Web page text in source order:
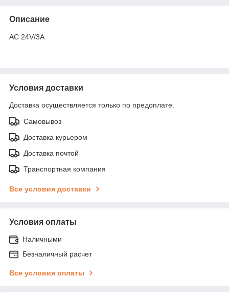
Описание
AC 24V/3A
Условия доставки
Доставка осуществляется только по предоплате.
Самовывоз
Доставка курьером
Доставка почтой
Транспортная компания
Все условия доставки
Условия оплаты
Наличными
Безналичный расчет
Все условия оплаты